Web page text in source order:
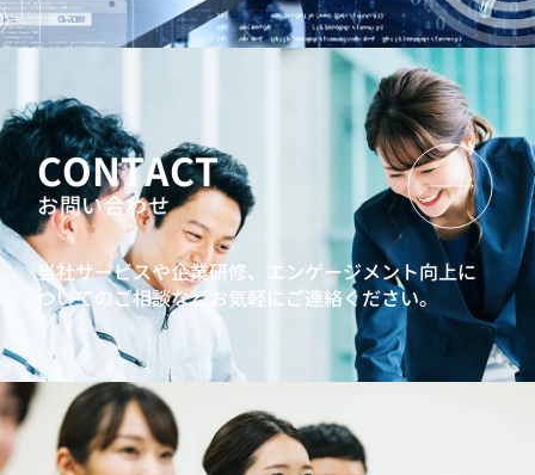
CONTACT
お問い合わせ
当社サービスや企業研修、エンゲージメント向上に
ついてのご相談などお気軽にご連絡ください。